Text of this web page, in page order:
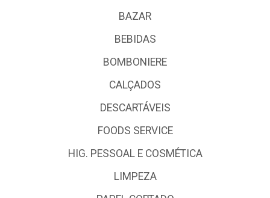
BAZAR
BEBIDAS
BOMBONIERE
CALÇADOS
DESCARTÁVEIS
FOODS SERVICE
HIG. PESSOAL E COSMÉTICA
LIMPEZA